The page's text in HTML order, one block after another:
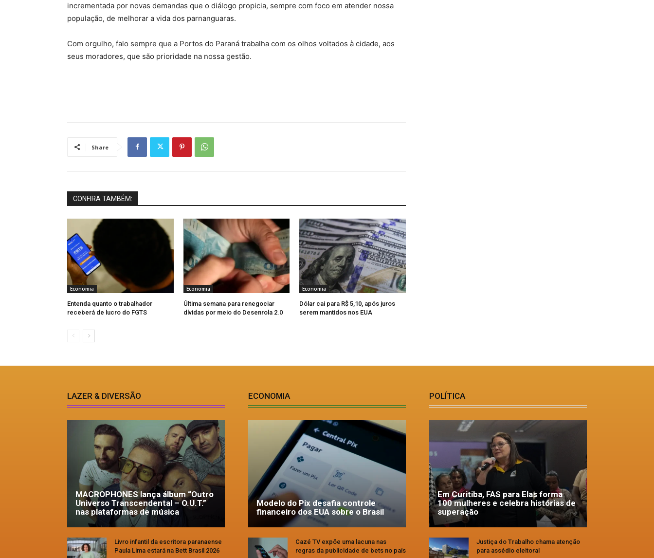
incrementada por novas demandas que o diálogo propicia, sempre com foco em atender nossa
população, de melhorar a vida dos parnanguaras.
Com orgulho, falo sempre que a Portos do Paraná trabalha com os olhos voltados à cidade, aos
seus moradores, que são prioridade na nossa gestão.
Share
CONFIRA TAMBÉM:
Economia
Entenda quanto o trabalhador
receberá de lucro do FGTS
Economia
Última semana para renegociar
dívidas por meio do Desenrola 2.0
Economia
Dólar cai para R$ 5,10, após juros
serem mantidos nos EUA
LAZER & DIVERSÃO
MACROPHONES lança álbum “Outro
Universo Transcendental – O.U.T.”
nas plataformas de música
Livro infantil da escritora paranaense
Paula Lima estará na Bett Brasil 2026
ECONOMIA
Modelo do Pix desafia controle
financeiro dos EUA sobre o Brasil
Cazé TV expõe uma lacuna nas
regras da publicidade de bets no país
POLÍTICA
Em Curitiba, FAS para Elas forma
100 mulheres e celebra histórias de
superação
Justiça do Trabalho chama atenção
para assédio eleitoral